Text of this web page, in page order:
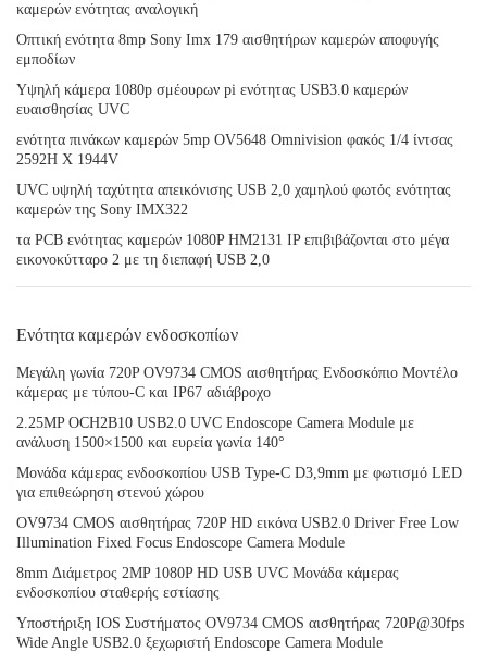
καμερών ενότητας αναλογική
Οπτική ενότητα 8mp Sony Imx 179 αισθητήρων καμερών αποφυγής
εμποδίων
Υψηλή κάμερα 1080p σμέουρων pi ενότητας USB3.0 καμερών
ευαισθησίας UVC
ενότητα πινάκων καμερών 5mp OV5648 Omnivision φακός 1/4 ίντσας
2592H Χ 1944V
UVC υψηλή ταχύτητα απεικόνισης USB 2,0 χαμηλού φωτός ενότητας
καμερών της Sony IMX322
τα PCB ενότητας καμερών 1080P HM2131 IP επιβιβάζονται στο μέγα
εικονοκύτταρο 2 με τη διεπαφή USB 2,0
Ενότητα καμερών ενδοσκοπίων
Μεγάλη γωνία 720P OV9734 CMOS αισθητήρας Ενδοσκόπιο Μοντέλο
κάμερας με τύπου-C και IP67 αδιάβροχο
2.25MP OCH2B10 USB2.0 UVC Endoscope Camera Module με
ανάλυση 1500×1500 και ευρεία γωνία 140°
Μονάδα κάμερας ενδοσκοπίου USB Type-C D3,9mm με φωτισμό LED
για επιθεώρηση στενού χώρου
OV9734 CMOS αισθητήρας 720P HD εικόνα USB2.0 Driver Free Low
Illumination Fixed Focus Endoscope Camera Module
8mm Διάμετρος 2MP 1080P HD USB UVC Μονάδα κάμερας
ενδοσκοπίου σταθερής εστίασης
Υποστήριξη IOS Συστήματος OV9734 CMOS αισθητήρας 720P@30fps
Wide Angle USB2.0 ξεχωριστή Endoscope Camera Module